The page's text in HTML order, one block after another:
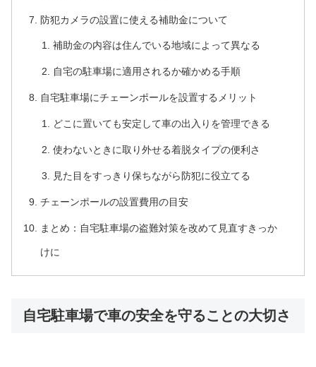
防犯カメラの設置に使える補助金について
補助金の内容は住んでいる地域によって異なる
自宅の駐車場に適用されるか確かめる手順
自宅駐車場にチェーンポールを設置するメリット
どこに置いても安定して車の出入りを管理できる
使わないときに取り外せる着脱タイプの便利さ
見た目をすっきり保ちながら防犯に役立てる
チェーンポールの設置費用の目安
まとめ：自宅駐車場の盗難対策を改めて見直すきっか
けに
自宅駐車場で車の安全を守ることの大切さ